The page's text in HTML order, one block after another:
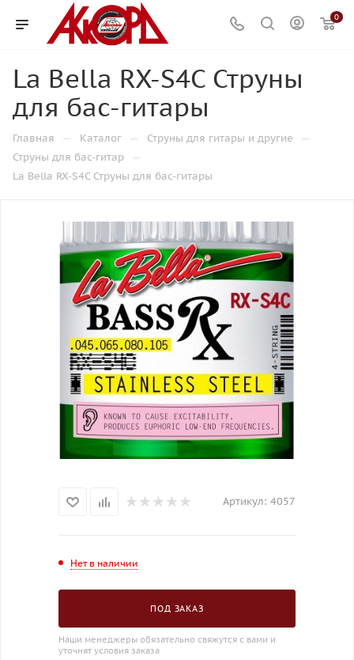
0
La Bella RX-S4C Струны
для бас-гитары
Главная — Каталог — Струны для гитары и другие —
Струны для бас-гитар —
La Bella RX-S4C Струны для бас-гитары
Артикул: 4057
Нет в наличии
ПОД ЗАКАЗ
Наши менеджеры обязательно свяжутся с вами и
уточнят условия заказа